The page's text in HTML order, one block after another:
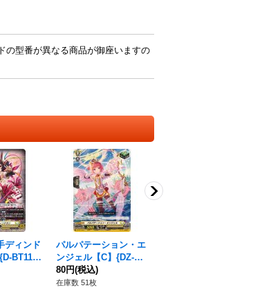
の型番が異なる商品が御座いますの
ディンド
BT11/0
ンクチ
パルパテーション・エ
ンジェル【C】{DZ-SS
11/049}《ケテルサン
クチュアリ》
80円(税込)
在庫数 51枚